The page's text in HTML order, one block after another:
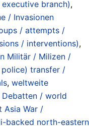
branch),
/ Invasionen
/ attempts /
/ interventions),
Militär / Milizen /
transfer /
, weltweite
/ world
Asia War /
backed north-eastern